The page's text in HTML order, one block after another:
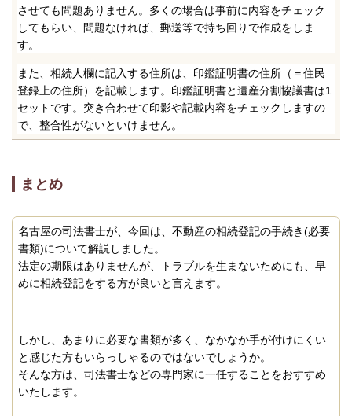
させても問題ありません。多くの場合は事前に内容をチェック
してもらい、問題なければ、郵送等で持ち回りで作成をしま
す。
また、相続人欄に記入する住所は、印鑑証明書の住所（＝住民
登録上の住所）を記載します。印鑑証明書と遺産分割協議書は1
セットです。突き合わせて印影や記載内容をチェックしますの
で、整合性がないといけません。
まとめ
名古屋の司法書士が、今回は、不動産の相続登記の手続き(必要
書類)について解説しました。
法定の期限はありませんが、トラブルを生まないためにも、早
めに相続登記をする方が良いと言えます。
しかし、あまりに必要な書類が多く、なかなか手が付けにくい
と感じた方もいらっしゃるのではないでしょうか。
そんな方は、司法書士などの専門家に一任することをおすすめ
いたします。